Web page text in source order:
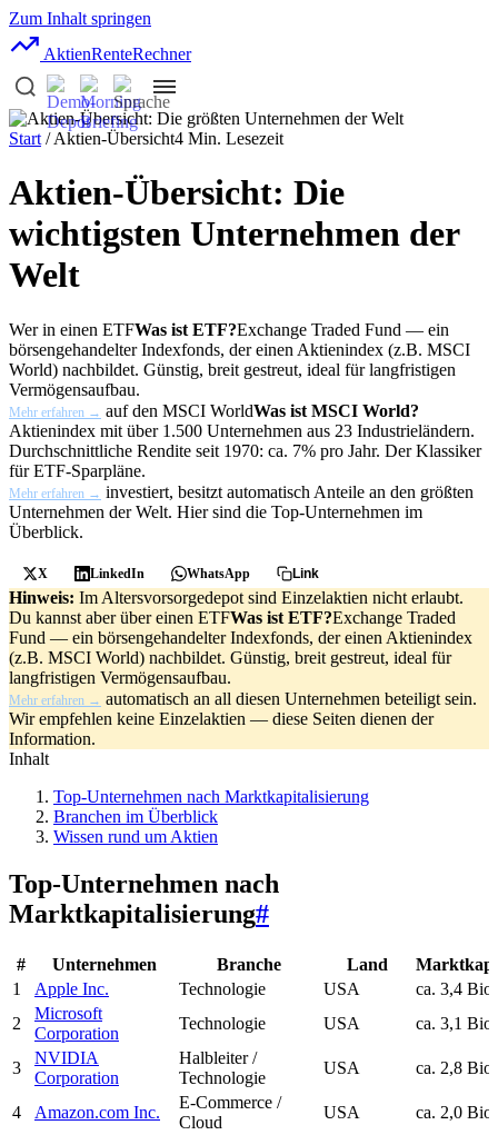
Zum Inhalt springen
AktienRenteRechner
Start / Aktien-Übersicht4 Min. Lesezeit
Aktien-Übersicht: Die
wichtigsten Unternehmen der
Welt
Wer in einen ETFWas ist ETF?Exchange Traded Fund — ein
börsengehandelter Indexfonds, der einen Aktienindex (z.B. MSCI
World) nachbildet. Günstig, breit gestreut, ideal für langfristigen
Vermögensaufbau.
Mehr erfahren → auf den MSCI WorldWas ist MSCI World?
Aktienindex mit über 1.500 Unternehmen aus 23 Industrieländern.
Durchschnittliche Rendite seit 1970: ca. 7% pro Jahr. Der Klassiker
für ETF-Sparpläne.
Mehr erfahren → investiert, besitzt automatisch Anteile an den größten
Unternehmen der Welt. Hier sind die Top-Unternehmen im
Überblick.
X LinkedIn WhatsApp Link
Hinweis: Im Altersvorsorgedepot sind Einzelaktien nicht erlaubt.
Du kannst aber über einen ETFWas ist ETF?Exchange Traded
Fund — ein börsengehandelter Indexfonds, der einen Aktienindex
(z.B. MSCI World) nachbildet. Günstig, breit gestreut, ideal für
langfristigen Vermögensaufbau.
Mehr erfahren → automatisch an all diesen Unternehmen beteiligt sein.
Wir empfehlen keine Einzelaktien — diese Seiten dienen der
Information.
Inhalt
Top-Unternehmen nach Marktkapitalisierung
Branchen im Überblick
Wissen rund um Aktien
Top-Unternehmen nach
Marktkapitalisierung#
# Unternehmen Branche Land
1
Apple Inc. Technologie USA
ca. 3,4
2
Microsoft
Corporation
Technologie USA ca. 3,1
3
NVIDIA
Corporation
Halbleiter /
Technologie
USA ca. 2,8
4 Amazon.com Inc.
E-Commerce /
Cloud
USA ca. 2,0